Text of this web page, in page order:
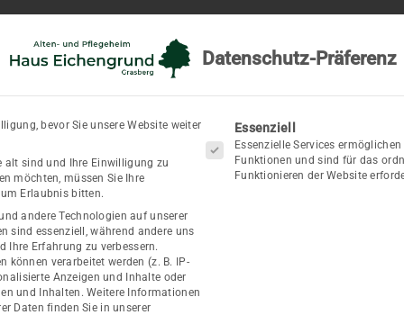
Home Aktuelles Über uns Leistungen
Leitbild
Datenschutz-Präferenz
bevor Sie unsere Website weiter
alt sind und Ihre Einwilligung zu
möchten, müssen Sie Ihre
Erlaubnis bitten.
andere Technologien auf unserer
sind essenziell, während andere uns
Ihre Erfahrung zu verbessern.
können verarbeitet werden (z. B. IP-
Anzeigen und Inhalte oder
und Inhalten. Weitere Informationen
Daten finden Sie in unserer
Es folgt eine Liste der
Essenziell
Essenzielle Services
Funktionen und sind für das
Funktionieren der Website